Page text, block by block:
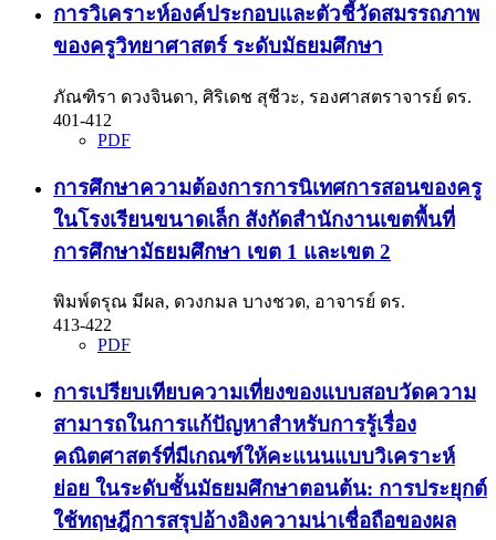
การวิเคราะห์องค์ประกอบและตัวชี้วัดสมรรถภาพ
ของครูวิทยาศาสตร์ ระดับมัธยมศึกษา
ภัณฑิรา ดวงจินดา, ศิริเดช สุชีวะ, รองศาสตราจารย์ ดร.
401-412
PDF
การศึกษาความต้องการการนิเทศการสอนของครู
ในโรงเรียนขนาดเล็ก สังกัดสำนักงานเขตพื้นที่
การศึกษามัธยมศึกษา เขต 1 และเขต 2
พิมพ์ดรุณ มีผล, ดวงกมล บางชวด, อาจารย์ ดร.
413-422
PDF
การเปรียบเทียบความเที่ยงของแบบสอบวัดความ
สามารถในการแก้ปัญหาสำหรับการรู้เรื่อง
คณิตศาสตร์ที่มีเกณฑ์ให้คะแนนแบบวิเคราะห์
ย่อย ในระดับชั้นมัธยมศึกษาตอนต้น: การประยุกต์
ใช้ทฤษฎีการสรุปอ้างอิงความน่าเชื่อถือของผล